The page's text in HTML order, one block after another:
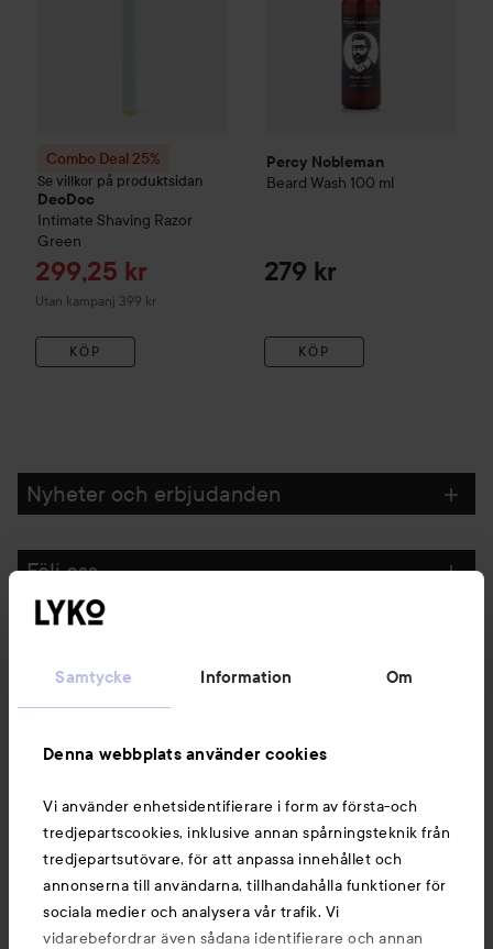
Samtycke Information Om
Denna webbplats använder cookies
Vi använder enhetsidentifierare i form av första-och
tredjepartscookies, inklusive annan spårningsteknik från
tredjepartsutövare, för att anpassa innehållet och
annonserna till användarna, tillhandahålla funktioner för
sociala medier och analysera vår trafik. Vi
vidarebefordrar även sådana identifierare och annan
Combo Deal 25%
Se villkor på produktsidan
DeoDoc
Intimate Shaving Razor
Green
Reapris
299,25 kr
Utan kampanj 399 kr
KÖP
Percy Nobleman
Beard Wash 100 ml
279 kr
KÖP
Nyheter och erbjudanden
Följ oss
Du kanske också gillar